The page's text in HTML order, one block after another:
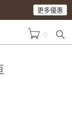
更多優惠
0